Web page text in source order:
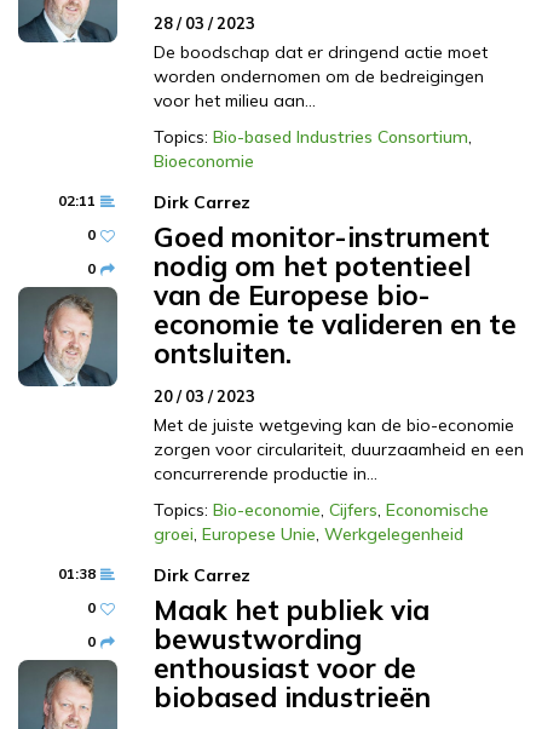
28 / 03 / 2023
De boodschap dat er dringend actie moet
worden ondernomen om de bedreigingen
voor het milieu aan…
Topics: Bio-based Industries Consortium,
Bioeconomie
02:11
0
0
Dirk Carrez
Goed monitor-instrument
nodig om het potentieel
van de Europese bio-
economie te valideren en te
ontsluiten.
20 / 03 / 2023
Met de juiste wetgeving kan de bio-economie
zorgen voor circulariteit, duurzaamheid en een
concurrerende productie in…
Topics: Bio-economie, Cijfers, Economische
groei, Europese Unie, Werkgelegenheid
01:38
0
0
Dirk Carrez
Maak het publiek via
bewustwording
enthousiast voor de
biobased industrieën